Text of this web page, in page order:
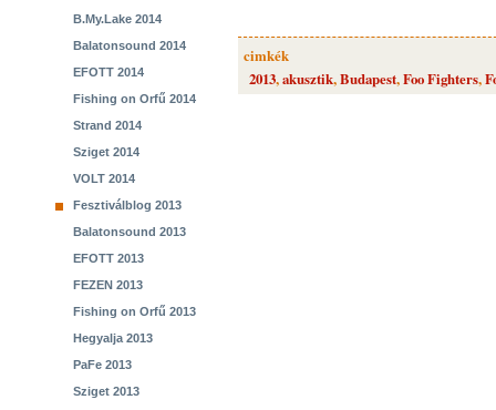
B.My.Lake 2014
Balatonsound 2014
EFOTT 2014
Fishing on Orfű 2014
Strand 2014
Sziget 2014
VOLT 2014
Fesztiválblog 2013
Balatonsound 2013
EFOTT 2013
FEZEN 2013
Fishing on Orfű 2013
Hegyalja 2013
PaFe 2013
Sziget 2013
cimkék
2013,akusztik,Budapest,Foo Fighters,